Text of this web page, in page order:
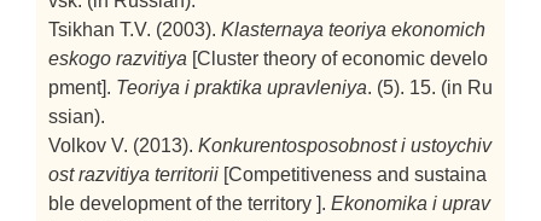
Tsikhan T.V. (2003). Klasternaya teoriya ekonomich
eskogo razvitiya [Cluster theory of economic develo
pment]. Teoriya i praktika upravleniya. (5). 15. (in Ru
ssian).
Volkov V. (2013). Konkurentosposobnost i ustoychiv
ost razvitiya territorii [Competitiveness and sustaina
ble development of the territory ]. Ekonomika i uprav